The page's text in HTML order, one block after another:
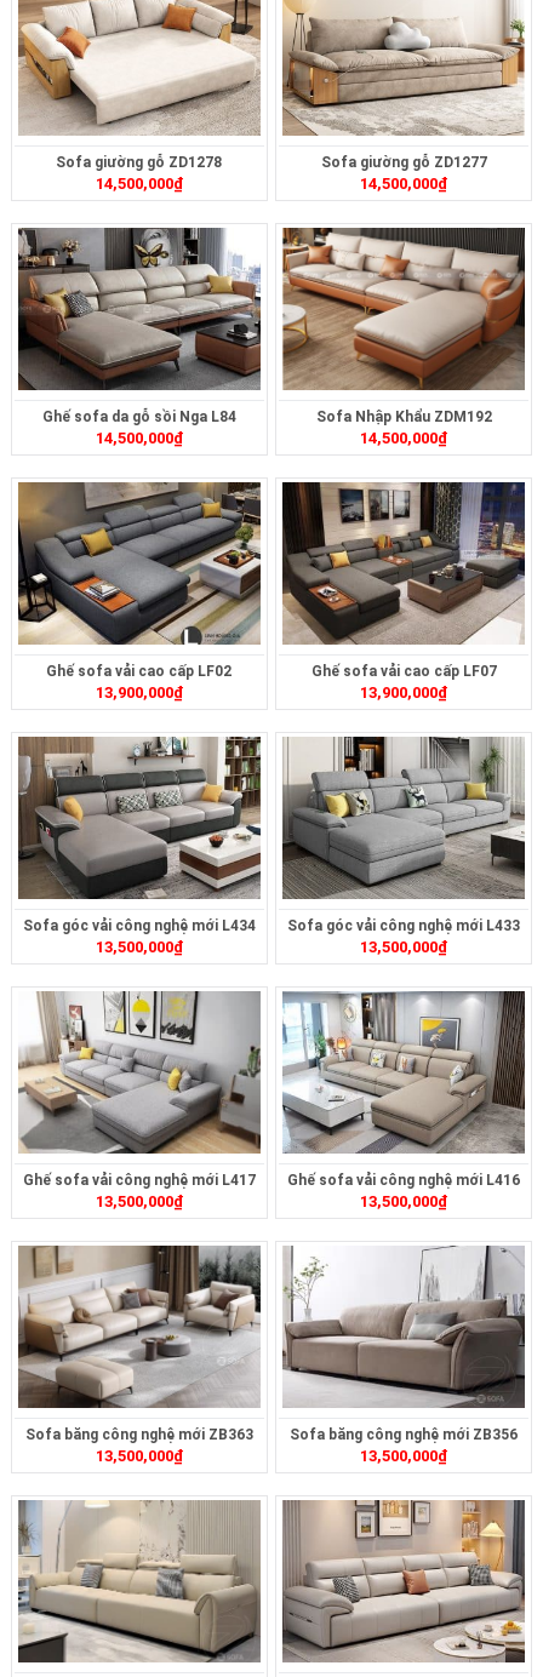
Sofa giường gỗ ZD1278
14,500,000₫
Sofa giường gỗ ZD1277
14,500,000₫
Ghế sofa da gỗ sồi Nga L84
14,500,000₫
Sofa Nhập Khẩu ZDM192
14,500,000₫
Ghế sofa vải cao cấp LF02
13,900,000₫
Ghế sofa vải cao cấp LF07
13,900,000₫
Sofa góc vải công nghệ mới L434
13,500,000₫
Sofa góc vải công nghệ mới L433
13,500,000₫
Ghế sofa vải công nghệ mới L417
13,500,000₫
Ghế sofa vải công nghệ mới L416
13,500,000₫
Sofa băng công nghệ mới ZB363
13,500,000₫
Sofa băng công nghệ mới ZB356
13,500,000₫